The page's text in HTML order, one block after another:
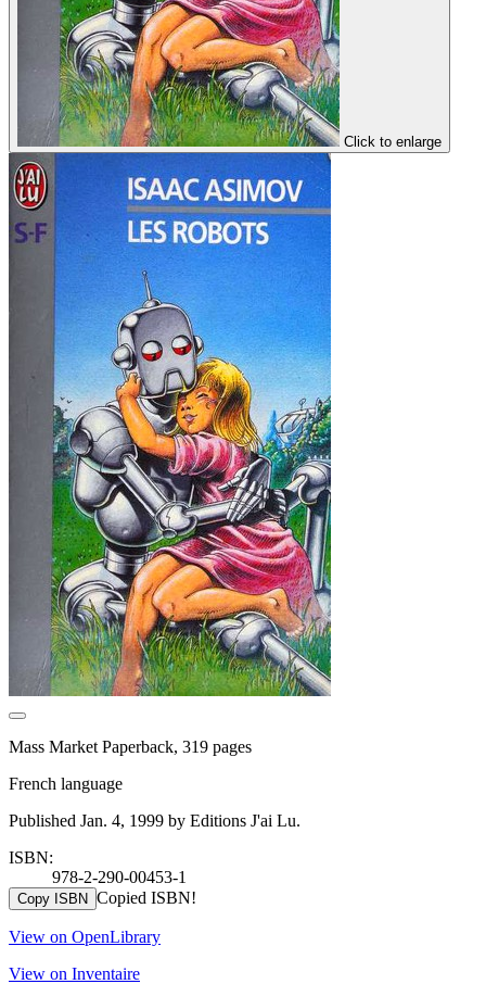
Click to enlarge
Mass Market Paperback, 319 pages
French language
Published Jan. 4, 1999 by Editions J'ai Lu.
ISBN:
978-2-290-00453-1
Copy ISBN Copied ISBN!
View on OpenLibrary
View on Inventaire